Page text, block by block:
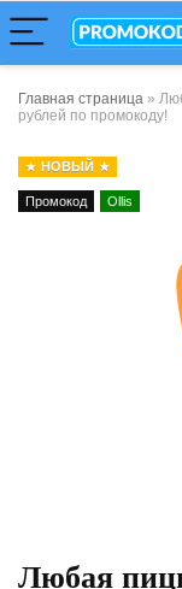
Главная страница »
рублей по промокоду!
НОВЫЙ
Промокод Ollis
Любая